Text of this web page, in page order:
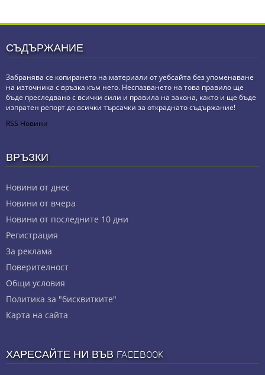
СЪДЪРЖАНИЕ
Забранява се копирането на материали от уебсайта без упоменаване
на източника с връзка към него. Неспазването на това правило ще
бъде преследвано с всички сили и правила на закона, както и ще бъде
изпратен репорт до всички търсачки за откраднато съдържание!
RSS Новини
ВРЪЗКИ
Новини от днес
Новини от вчера
Новини от последните 10 дни
Регистрация
За реклама
Πoвepитeлнocт
Общи условия
Политика за "бисквитките"
Карта на сайта
ХАРЕСАЙТЕ НИ ВЪВ FACEBOOK